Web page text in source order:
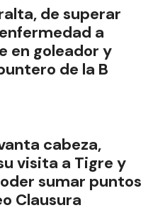
de superar
a
en goleador y
de la B
cabeza,
visita a Tigre y
sumar puntos
Clausura